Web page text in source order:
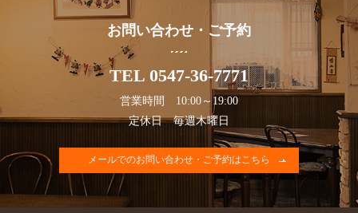
お問い合わせ・ご予約
TEL 0547-36-7771
営業時間 10:00～19:00
定休日 毎週木曜日
メールでのお問い合わせ・ご予約はこちら